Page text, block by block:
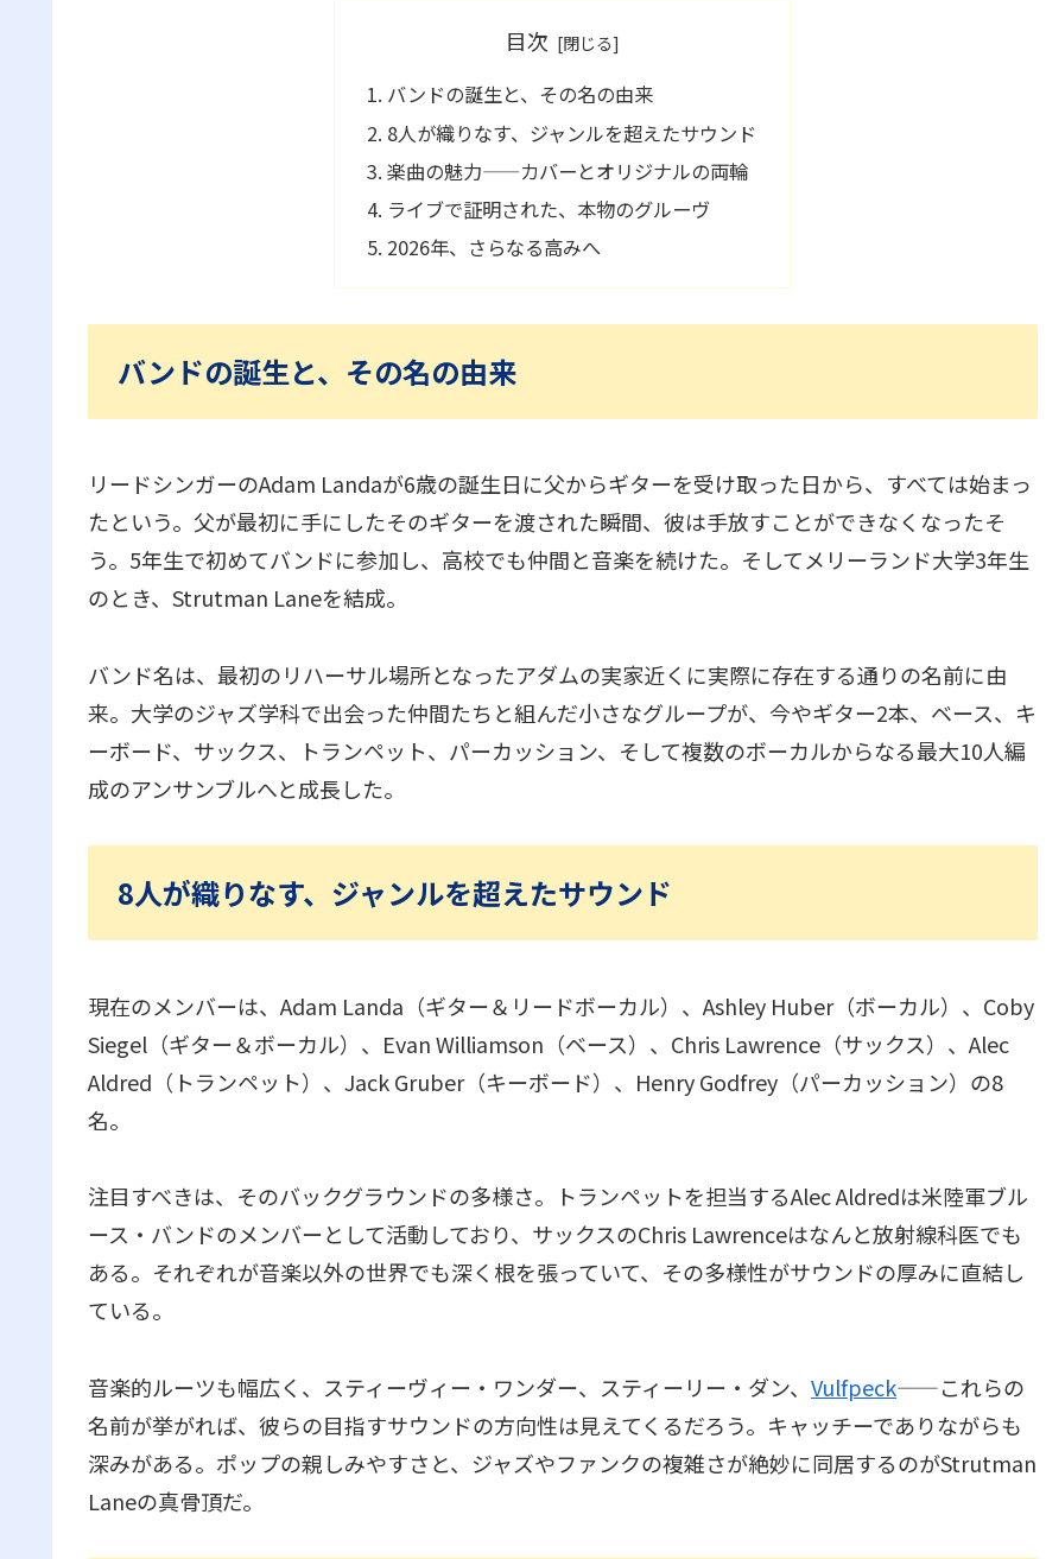
目次
バンドの誕生と、その名の由来
8人が織りなす、ジャンルを超えたサウンド
楽曲の魅力——カバーとオリジナルの両輪
ライブで証明された、本物のグルーヴ
2026年、さらなる高みへ
バンドの誕生と、その名の由来
リードシンガーのAdam Landaが6歳の誕生日に父からギターを受け取った日から、すべては始まっ
たという。父が最初に手にしたそのギターを渡された瞬間、彼は手放すことができなくなったそ
う。5年生で初めてバンドに参加し、高校でも仲間と音楽を続けた。そしてメリーランド大学3年生
のとき、Strutman Laneを結成。
バンド名は、最初のリハーサル場所となったアダムの実家近くに実際に存在する通りの名前に由
来。大学のジャズ学科で出会った仲間たちと組んだ小さなグループが、今やギター2本、ベース、キ
ーボード、サックス、トランペット、パーカッション、そして複数のボーカルからなる最大10人編
成のアンサンブルへと成長した。
8人が織りなす、ジャンルを超えたサウンド
現在のメンバーは、Adam Landa（ギター＆リードボーカル）、Ashley Huber（ボーカル）、Coby
Siegel（ギター＆ボーカル）、Evan Williamson（ベース）、Chris Lawrence（サックス）、Alec
Aldred（トランペット）、Jack Gruber（キーボード）、Henry Godfrey（パーカッション）の8
名。
注目すべきは、そのバックグラウンドの多様さ。トランペットを担当するAlec Aldredは米陸軍ブル
ース・バンドのメンバーとして活動しており、サックスのChris Lawrenceはなんと放射線科医でも
ある。それぞれが音楽以外の世界でも深く根を張っていて、その多様性がサウンドの厚みに直結し
ている。
音楽的ルーツも幅広く、スティーヴィー・ワンダー、スティーリー・ダン、 Vulfpeck——これらの
名前が挙がれば、彼らの目指すサウンドの方向性は見えてくるだろう。キャッチーでありながらも
深みがある。ポップの親しみやすさと、ジャズやファンクの複雑さが絶妙に同居するのがStrutman
Laneの真骨頂だ。